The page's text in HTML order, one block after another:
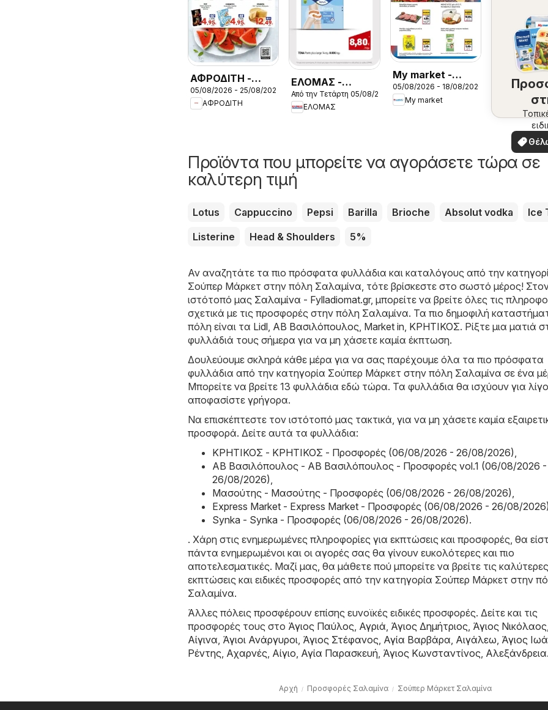
ΑΦΡΟΔΙΤΗ -
Προσφορές
05/08/2026 - 25/08/2026
ΑΦΡΟΔΙΤΗ
ΕΛΟΜΑΣ -
Προσφορές
Από την Τετάρτη 05/08/2026
ΕΛΟΜΑΣ
My market -
Προσφορές
05/08/2026 - 18/08/2026
My market
δω
Προϊόντα που μπορείτε να αγοράσετε τώρα σε
καλύτερη τιμή
Lotus Cappuccino Pepsi Barilla Brioche Absolut vodka
Ice
Listerine
Head & Shoulders 5%
Αν αναζητάτε τα πιο πρόσφατα φυλλάδια και καταλόγους από την
Σούπερ Μάρκετ στην πόλη Σαλαμίνα, τότε βρίσκεστε στο σωστό μέρος!
ιστότοπό μας Σαλαμίνα - Fylladiomat.gr, μπορείτε να βρείτε όλες τις
σχετικά με τις προσφορές στην πόλη Σαλαμίνα. Τα πιο δημοφιλή
πόλη είναι τα Lidl ΑΒ Βασιλόπουλος Market in ΚΡΗΤΙΚΟΣ. Ρίξτε μια ματιά
φυλλάδιά τους σήμερα για να μη χάσετε καμία έκπτωση.
Δουλεύουμε σκληρά κάθε μέρα για να σας παρέχουμε όλα τα πιο πρόσφατα
φυλλάδια από την κατηγορία Σούπερ Μάρκετ στην πόλη Σαλαμίνα σε ένα
Μπορείτε να βρείτε 13 φυλλάδια εδώ τώρα. Τα φυλλάδια θα ισχύουν για
αποφασίστε γρήγορα.
Να επισκέπτεστε τον ιστότοπό μας τακτικά, για να μη χάσετε καμία
προσφορά. Δείτε αυτά τα φυλλάδια:
ΚΡΗΤΙΚΟΣ - ΚΡΗΤΙΚΟΣ - Προσφορές (06/08/2026 - 26/08/2026)
ΑΒ Βασιλόπουλος - ΑΒ Βασιλόπουλος - Προσφορές vol.1 (06/08/2026 -
26/08/2026)
Μασούτης - Μασούτης - Προσφορές (06/08/2026 - 26/08/2026)
Express Market - Express Market - Προσφορές (06/08/2026 - 26/08/2026)
Synka - Synka - Προσφορές (06/08/2026 - 26/08/2026).
. Χάρη στις ενημερωμένες πληροφορίες για εκπτώσεις και προσφορές, θα
πάντα ενημερωμένοι και οι αγορές σας θα γίνουν ευκολότερες και πιο
αποτελεσματικές. Μαζί μας, θα μάθετε πού μπορείτε να βρείτε τις καλύτερες
εκπτώσεις και ειδικές προσφορές από την κατηγορία Σούπερ Μάρκετ στην
Σαλαμίνα.
Άλλες πόλεις προσφέρουν επίσης ευνοϊκές ειδικές προσφορές. Δείτε και τις
προσφορές τους στο Άγιος Παύλος Αγριά Άγιος Δημήτριος Άγιος Νικόλαος
Αίγινα Άγιοι Ανάργυροι Άγιος Στέφανος Αγία Βαρβάρα Αιγάλεω Άγιος
Ρέντης Αχαρνές Αίγιο Αγία Παρασκευή Άγιος Κωνσταντίνος Αλεξάνδρεια.
Αρχή Προσφορές Σαλαμίνα Σούπερ Μάρκετ Σαλαμίνα